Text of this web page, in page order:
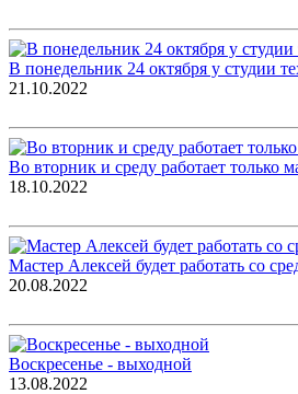
В понедельник 24 октября у студии
21.10.2022
Во вторник и среду работает только
18.10.2022
Мастер Алексей будет работать со
20.08.2022
Воскресенье - выходной
13.08.2022